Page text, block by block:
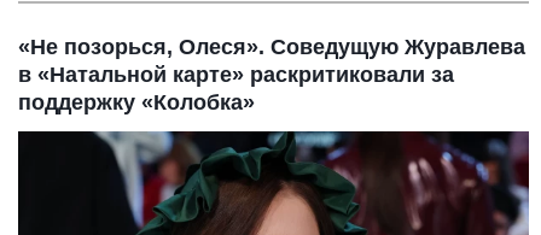
«Не позорься, Олеся». Соведущую Журавлева
в «Натальной карте» раскритиковали за
поддержку «Колобка»